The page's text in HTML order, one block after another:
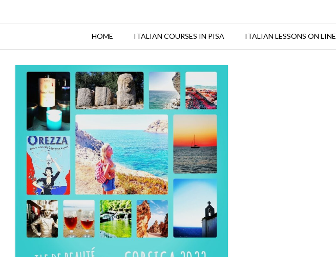
HOME ITALIAN COURSES IN PISA ITALIAN LESSONS ON LINE